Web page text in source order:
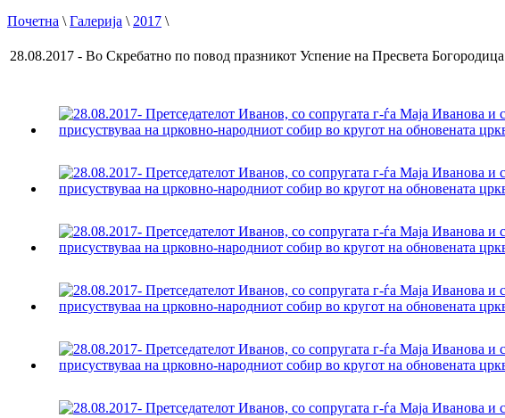
Почетна \Галерија \2017 \
28.08.2017 - Во Скребатно по повод празникот Успение на Пресвета Богородица